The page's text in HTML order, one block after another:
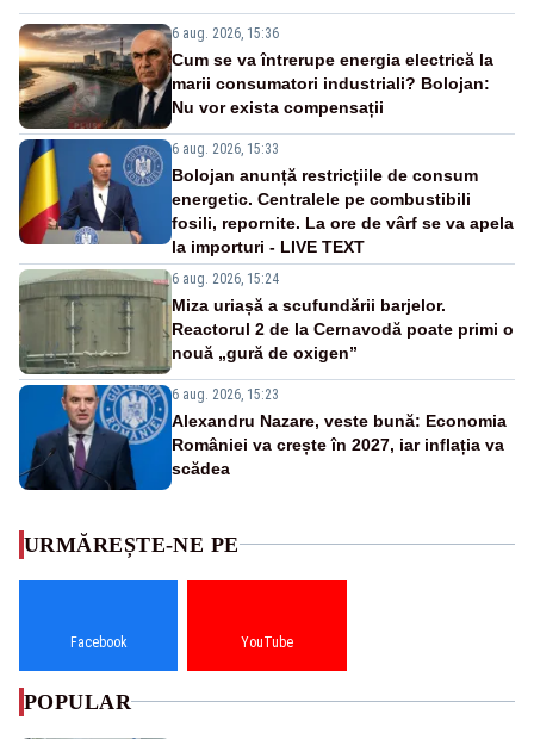
6 aug. 2026, 15:36
Cum se va întrerupe energia electrică la
marii consumatori industriali? Bolojan:
Nu vor exista compensații
6 aug. 2026, 15:33
Bolojan anunță restricțiile de consum
energetic. Centralele pe combustibili
fosili, repornite. La ore de vârf se va apela
la importuri - LIVE TEXT
6 aug. 2026, 15:24
Miza uriașă a scufundării barjelor.
Reactorul 2 de la Cernavodă poate primi o
nouă „gură de oxigen”
6 aug. 2026, 15:23
Alexandru Nazare, veste bună: Economia
României va crește în 2027, iar inflația va
scădea
URMĂREȘTE-NE PE
Facebook YouTube
POPULAR